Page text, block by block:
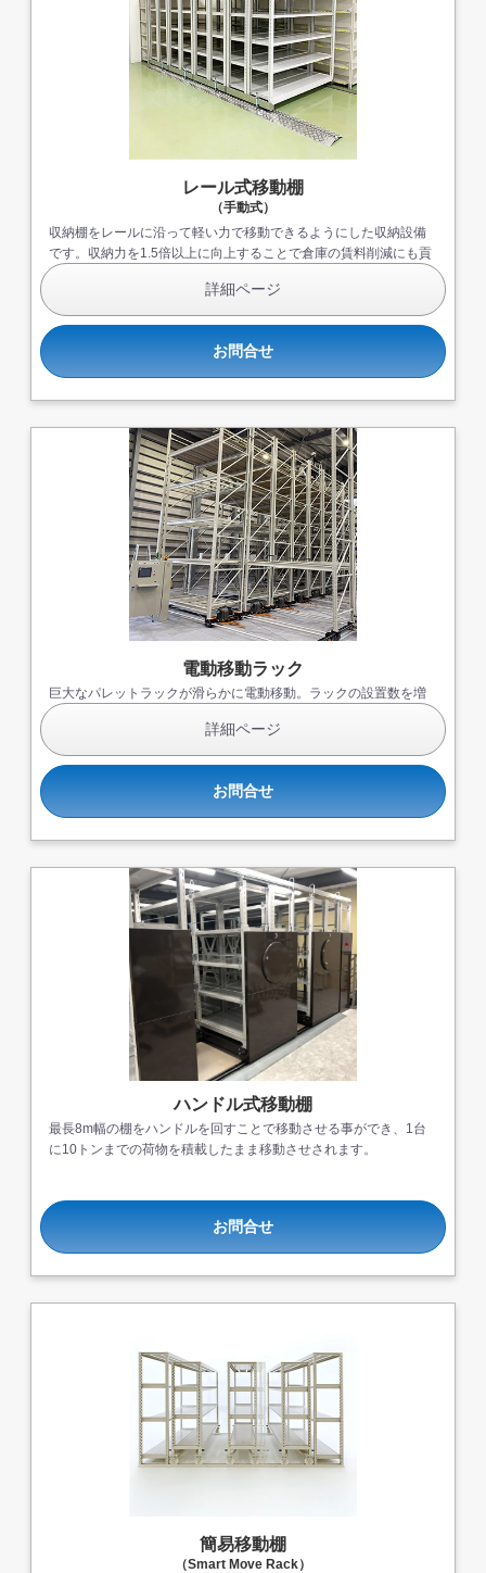
レール式移動棚
（手動式）
収納棚をレールに沿って軽い力で移動できるようにした収納設備
です。収納力を1.5倍以上に向上することで倉庫の賃料削減にも貢
献します。
詳細ページ
お問合せ
電動移動ラック
巨大なパレットラックが滑らかに電動移動。ラックの設置数を増
やし、シンプルな動線でフォークリフト作業もスムーズです。
詳細ページ
お問合せ
ハンドル式移動棚
最長8m幅の棚をハンドルを回すことで移動させる事ができ、1台
に10トンまでの荷物を積載したまま移動させされます。
お問合せ
簡易移動棚
（Smart Move Rack）